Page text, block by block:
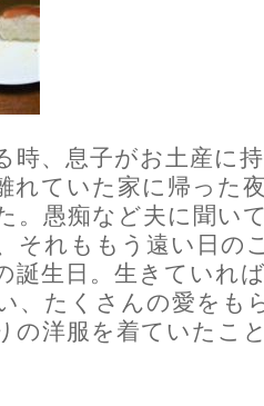
時、息子がお土産に
れていた家に帰った
。愚痴など夫に聞い
それももう遠い日の
誕生日。生きていれ
、たくさんの愛をも
の洋服を着ていたこ